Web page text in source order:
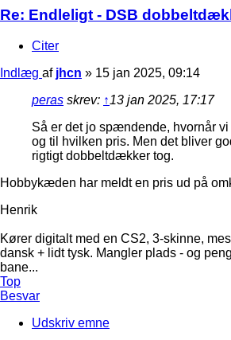
Re: Endleligt - DSB
Citer
Indlæg af jhcn » 15 jan 2025, 09:14
peras skrev: ↑13 jan 2025, 17:17
Så er det jo spændende, hvornår
og til hvilken pris. Men det bliver
rigtigt dobbeltdækker tog.
Hobbykæden har meldt en pris ud på
Henrik
Kører digitalt med en CS2, 3-skinne,
dansk + lidt tysk. Mangler plads - og
bane...
Top
Besvar
Udskriv emne